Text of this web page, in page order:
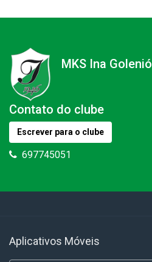
MKS Ina
Contato do clube
Escrever para o clube
697745051
Aplicativos Móveis